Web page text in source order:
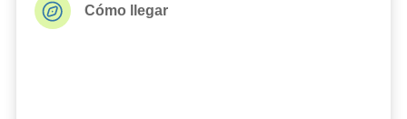
Cómo llegar